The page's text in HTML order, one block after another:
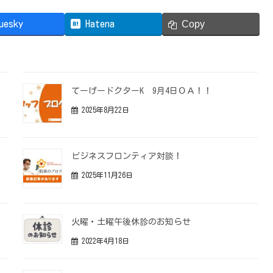
Hatena Copy
てーげードクターK 9月4日ＯＡ！！
2025年8月22日
ビジネスフロンティア対談！
2025年11月26日
火曜・土曜午後休診のお知らせ
2022年4月18日